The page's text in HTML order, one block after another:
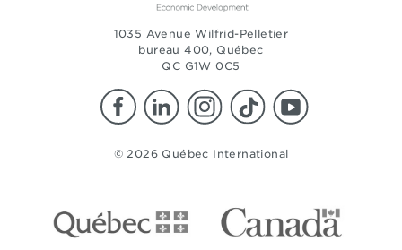
1035 Avenue Wilfrid-Pelletier
bureau 400, Québec
QC G1W 0C5
© 2026 Québec International